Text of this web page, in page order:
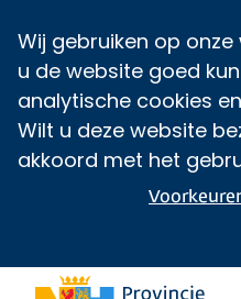
Wij gebruiken op
u de website goed
analytische cookies
Wilt u deze website
akkoord met het